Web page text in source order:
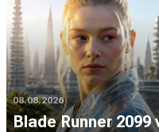
08.08.2026
Blade Runner